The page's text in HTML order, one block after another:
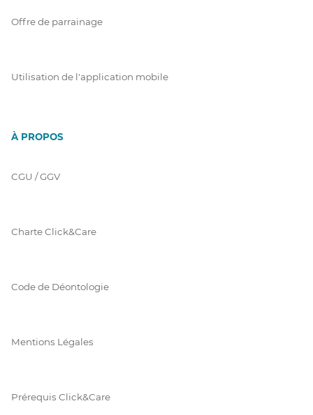
Offre de parrainage
Utilisation de l'application mobile
À PROPOS
CGU / GGV
Charte Click&Care
Code de Déontologie
Mentions Légales
Prérequis Click&Care